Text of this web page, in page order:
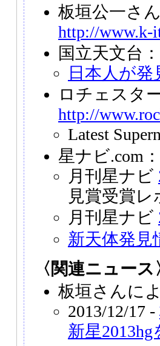
板垣公一さ
http://www.k-
国立天文台：
日本人が
ロチェスタ
http://
Latest
星ナビ.com：
月刊星ナビ
見賞受賞レ
月刊星ナビ
新天体発見
〈関連ニュース
板垣さんに
2013/12/17 -
新星2013hg